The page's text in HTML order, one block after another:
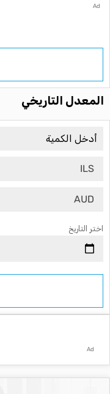
Ad
المعدل التاريخي
ILS
AUD
اختر التاريخ
Ad